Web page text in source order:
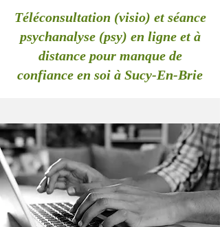
Téléconsultation (visio) et séance
psychanalyse (psy) en ligne et à
distance pour manque de
confiance en soi à Sucy-En-Brie